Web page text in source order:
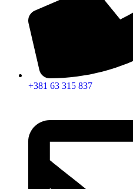
+381 63 315 837